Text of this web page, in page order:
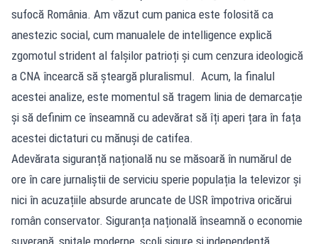
sufocă România. Am văzut cum panica este folosită ca
anestezic social, cum manualele de intelligence explică
zgomotul strident al falșilor patrioți și cum cenzura ideologică
a CNA încearcă să șteargă pluralismul. Acum, la finalul
acestei analize, este momentul să tragem linia de demarcație
și să definim ce înseamnă cu adevărat să îți aperi țara în fața
acestei dictaturi cu mănuși de catifea.
Adevărata siguranță națională nu se măsoară în numărul de
ore în care jurnaliștii de serviciu sperie populația la televizor și
nici în acuzațiile absurde aruncate de USR împotriva oricărui
român conservator. Siguranța națională înseamnă o economie
suverană, spitale moderne, școli sigure și independență